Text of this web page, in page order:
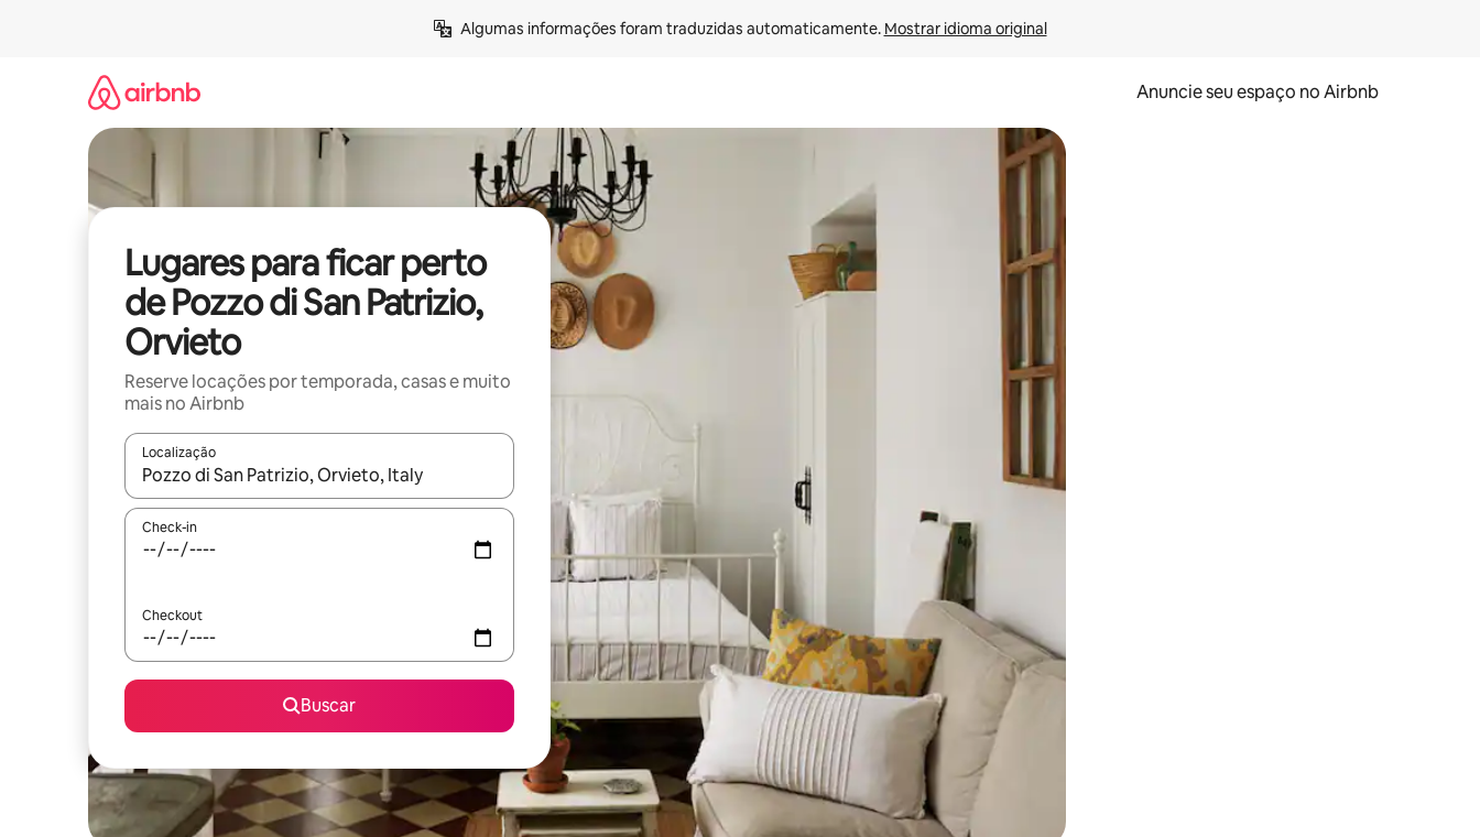
Algumas informações foram traduzidas automaticamente. Mostrar idioma original
Anuncie seu espaço no Airbnb
Lugares para ficar perto
de Pozzo di San Patrizio,
Orvieto
Reserve locações por temporada, casas e muito
mais no Airbnb
Localização
Quando os resultados estiverem disponíveis, explore-os usando as seta para cima e para baixo do teclado ou tocando e deslizando o dedo na tela.
Check-in
Checkout
Buscar